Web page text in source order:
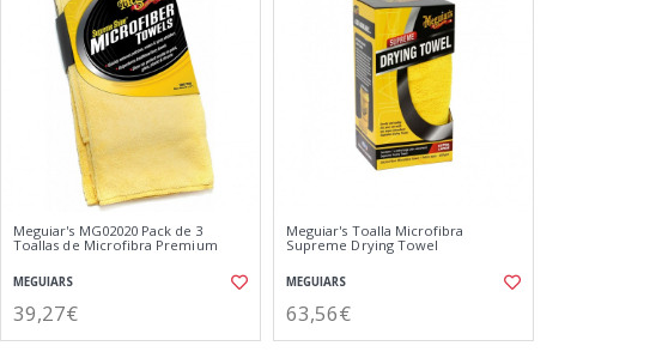
Meguiar's MG02020 Pack de 3
Toallas de Microfibra Premium
MEGUIARS
39,27€
Meguiar's Toalla Microfibra
Supreme Drying Towel
MEGUIARS
63,56€